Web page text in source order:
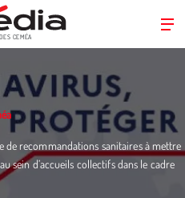
CEMÉA
de recommandations sanitaires à mettre
sein d’accueils collectifs dans le cadre